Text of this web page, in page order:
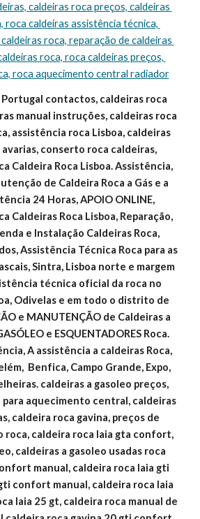
caldeiras roca preços, caldeiras
roca caldeiras assistência técnica,
roca, reparação de caldeiras
roca, roca caldeiras preços,
roca aquecimento central radiador
Portugal contactos, caldeiras roca
manual instruções, caldeiras roca
assistência roca Lisboa, caldeiras
conserto roca caldeiras,
Caldeira Roca Lisboa. Assistência,
de Caldeira Roca a Gás e a
24 Horas, APOIO ONLINE,
Caldeiras Roca Lisboa, Reparação,
e Instalação Caldeiras Roca,
Assistência Técnica Roca para as
Sintra, Lisboa norte e margem
técnica oficial da roca no
Odivelas e em todo o distrito de
e MANUTENÇÃO de Caldeiras a
e ESQUENTADORES Roca.
A assistência a caldeiras Roca,
Benfica, Campo Grande, Expo,
caldeiras a gasoleo preços,
para aquecimento central, caldeiras
caldeira roca gavina, preços de
roca, caldeira roca laia gta confort,
caldeiras a gasoleo usadas roca
manual, caldeira roca laia gti
confort manual, caldeira roca laia
laia 25 gt, caldeira roca manual de